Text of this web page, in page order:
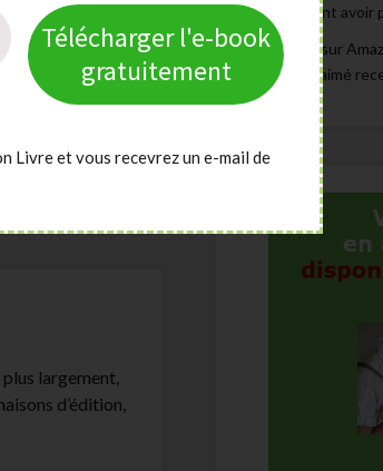
plus largement,
d’édition,
Comment avoir
Publier sur
j’aurais aimé
Télécharger l'e-book
gratuitement
Livre et vous recevrez un e-mail de